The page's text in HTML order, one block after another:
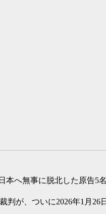
本へ無事に脱北した原告5
が、ついに2026年1月26